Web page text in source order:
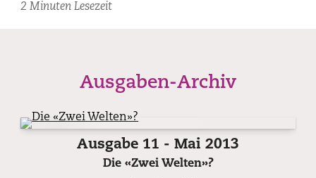
2 Minuten Lesezeit
Ausgaben-Archiv
Ausgabe 11 - Mai 2013
Die «Zwei Welten»?